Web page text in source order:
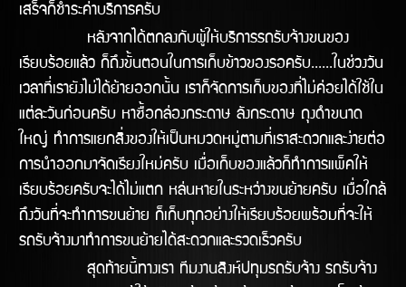
เสร็จก็ชำระค่าบริการครับ
หลังจากได้ตกลงกับผู้ให้บริการรถรับจ้างขนของ
เรียบร้อยแล้ว ก็ถึงขั้นตอนในการเก็บข้าวของรอครับ......ในช่วงวัน
เวลาที่เรายังไม่ได้ย้ายออกนั้น เราก็จัดการเก็บของที่ไม่ค่อยได้ใช้ใน
แต่ละวันก่อนครับ หาซื้อกล่องกระดาษ ลังกระดาษ ถุงดำขนาด
ใหญ่ ทำการแยกสิ่งของให้เป็นหมวดหมู่ตามที่เราสะดวกและง่ายต่อ
การนำออกมาจัดเรียงใหม่ครับ เมื่อเก็บของแล้วก็ทำการแพ็คให้
เรียบร้อยครับจะได้ไม่แตก หล่นหายในระหว่างขนย้ายครับ เมื่อใกล้
ถึงวันที่จะทำการขนย้าย ก็เก็บทุกอย่างให้เรียบร้อยพร้อมที่จะให้
รถรับจ้างมาทำการขนย้ายได้สะดวกและรวดเร็วครับ
สุดท้ายนี้ทางเรา ทีมงานสิงห์ปทุมรถรับจ้าง รถรับจ้าง